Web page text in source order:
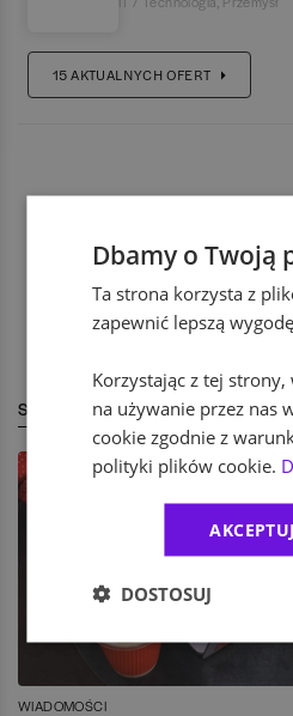
15AKTUALNYCH OFERT
STREFA EKSPERTA
WIADOMOŚCI
Dbamy o Twoją
Ta strona korzysta z
zapewnić lepszą
Korzystając z tej strony,
na używanie przez nas
cookie zgodnie z
polityki plików cookie.
DOSTOSUJ